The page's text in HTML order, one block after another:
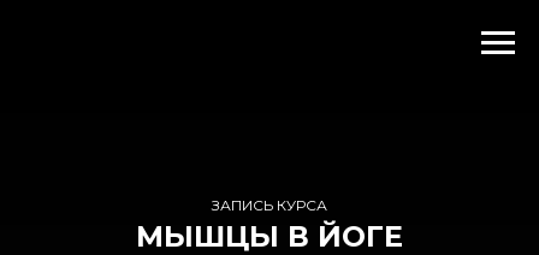
ЗАПИСЬ КУРСА
МЫШЦЫ В ЙОГЕ